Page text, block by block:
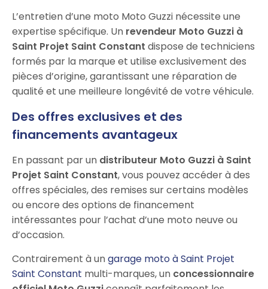
L’entretien d’une moto Moto Guzzi nécessite une
expertise spécifique. Un revendeur Moto Guzzi à
Saint Projet Saint Constant dispose de techniciens
formés par la marque et utilise exclusivement des
pièces d’origine, garantissant une réparation de
qualité et une meilleure longévité de votre véhicule.
Des offres exclusives et des
financements avantageux
En passant par un distributeur Moto Guzzi à Saint
Projet Saint Constant, vous pouvez accéder à des
offres spéciales, des remises sur certains modèles
ou encore des options de financement
intéressantes pour l’achat d’une moto neuve ou
d’occasion.
Contrairement à ungarage moto à Saint Projet
Saint Constant multi-marques, un concessionnaire